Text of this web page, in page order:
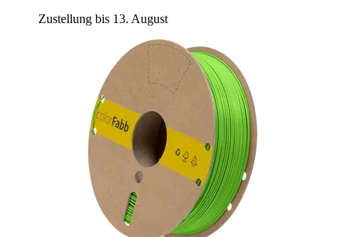
Zustellung bis 13. August